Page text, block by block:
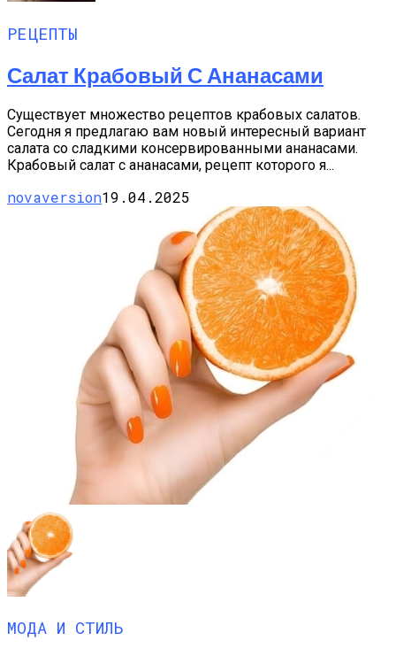
РЕЦЕПТЫ
Салат Крабовый С Ананасами
Существует множество рецептов крабовых салатов.
Сегодня я предлагаю вам новый интересный вариант
салата со сладкими консервированными ананасами.
Крабовый салат с ананасами, рецепт которого я...
novaversion19.04.2025
МОДА И СТИЛЬ